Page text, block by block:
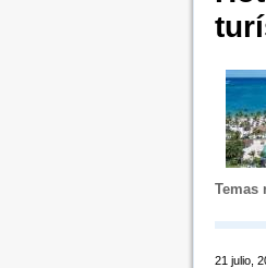
Temas
21 julio,